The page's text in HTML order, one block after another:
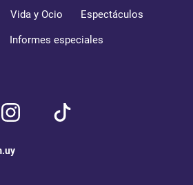
Vida y Ocio Espectáculos
Informes especiales